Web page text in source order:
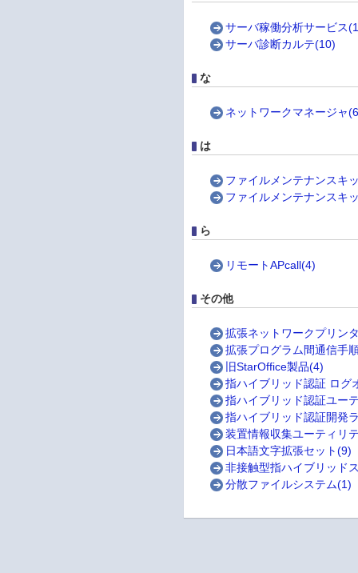
サーバ稼働分析サービス
サーバ診断カルテ(10)
な
ネットワークマネージャ
は
ファイルメンテナンスキ
ファイルメンテナンスキ
ら
リモートAPcall(4)
その他
拡張ネットワークプリン
拡張プログラム間通信手
旧StarOffice製品(4)
指ハイブリッド認証 ログ
指ハイブリッド認証ユー
指ハイブリッド認証開発
装置情報収集ユーティリ
日本語文字拡張セット(9)
非接触型指ハイブリッド
分散ファイルシステム(1)